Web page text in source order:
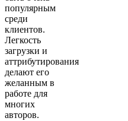
популярным
среди
клиентов.
Легкость
загрузки и
аттрибутирования
делают его
желанным в
работе для
многих
авторов.